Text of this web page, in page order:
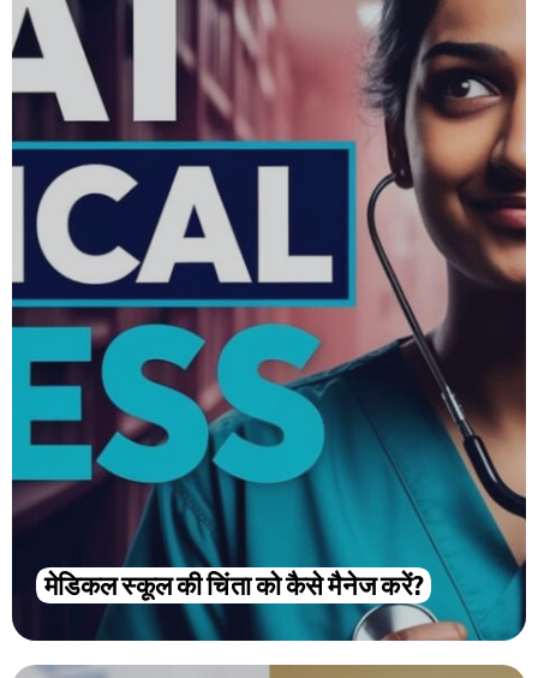
मेडिकल स्कूल की चिंता को कैसे मैनेज करें?